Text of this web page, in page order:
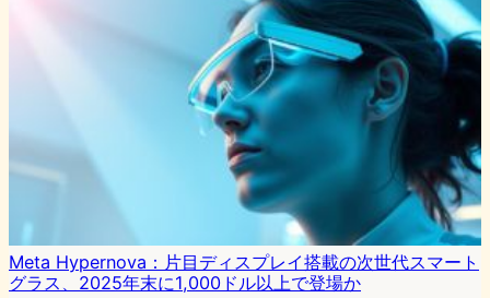
Meta Hypernova：片目ディスプレイ搭載の次世代スマート
グラス、2025年末に1,000ドル以上で登場か